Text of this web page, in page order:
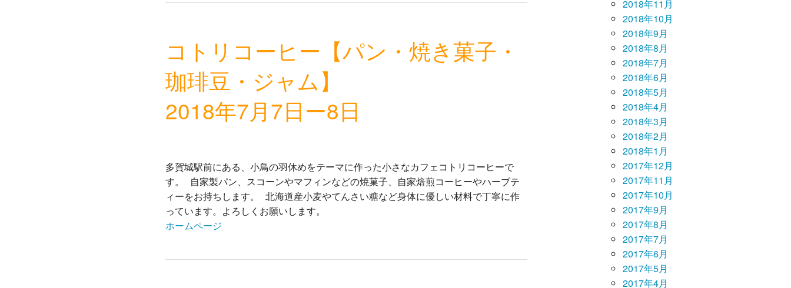
コトリコーヒー【パン・焼き菓子・
珈琲豆・ジャム】
2018年7月7日ー8日
多賀城駅前にある、小鳥の羽休めをテーマに作った小さなカフェコトリコーヒーで
す。 自家製パン、スコーンやマフィンなどの焼菓子、自家焙煎コーヒーやハーブテ
ィーをお持ちします。 北海道産小麦やてんさい糖など身体に優しい材料で丁寧に作
っています。よろしくお願いします。
ホームページ
2018年11月
2018年10月
2018年9月
2018年8月
2018年7月
2018年6月
2018年5月
2018年4月
2018年3月
2018年2月
2018年1月
2017年12月
2017年11月
2017年10月
2017年9月
2017年8月
2017年7月
2017年6月
2017年5月
2017年4月